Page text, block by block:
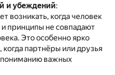
и убеждений:
возникать, когда человек
и принципы не совпадают
Это особенно ярко
партнёры или друзья
важных